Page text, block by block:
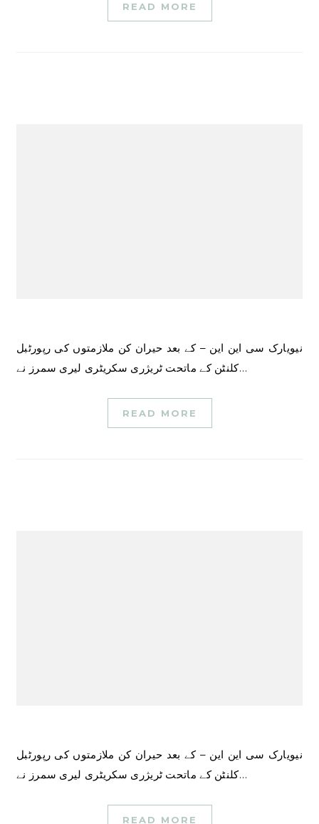
READ MORE
نیویارک سی این این – کے بعد حیران کن ملازمتوں کی رپورٹبل
کلنٹن کے ماتحت ٹریژری سکریٹری لیری سمرز نے…
READ MORE
نیویارک سی این این – کے بعد حیران کن ملازمتوں کی رپورٹبل
کلنٹن کے ماتحت ٹریژری سکریٹری لیری سمرز نے…
READ MORE